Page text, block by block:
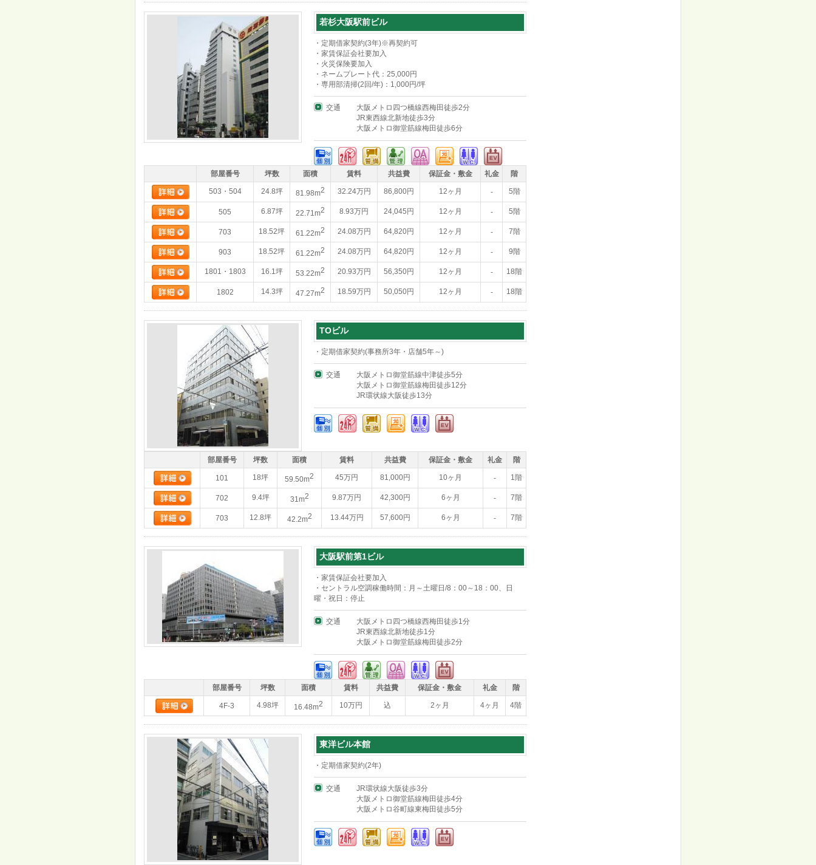
若杉大阪駅前ビル
・定期借家契約(3年)※再契約可
・家賃保証会社要加入
・火災保険要加入
・ネームプレート代：25,000円
・専用部清掃(2回/年)：1,000円/坪
交通
大阪メトロ四つ橋線西梅田徒歩2分
JR東西線北新地徒歩3分
大阪メトロ御堂筋線梅田徒歩6分
部屋番号 坪数 面積 賃料 共益費 保証金・敷金 礼金 階
503・504 24.8坪 81.98m2 32.24万円 86,800円 12ヶ月 - 5階
505 6.87坪 22.71m2 8.93万円 24,045円 12ヶ月 - 5階
703 18.52坪 61.22m2 24.08万円 64,820円 12ヶ月 - 7階
903 18.52坪 61.22m2 24.08万円 64,820円 12ヶ月 - 9階
1801・1803 16.1坪 53.22m2 20.93万円 56,350円 12ヶ月 - 18階
1802 14.3坪 47.27m2 18.59万円 50,050円 12ヶ月 - 18階
TOビル
・定期借家契約(事務所3年・店舗5年～)
交通
大阪メトロ御堂筋線中津徒歩5分
大阪メトロ御堂筋線梅田徒歩12分
JR環状線大阪徒歩13分
部屋番号 坪数 面積 賃料 共益費 保証金・敷金 礼金 階
101 18坪 59.50m2 45万円 81,000円 10ヶ月 - 1階
702 9.4坪 31m2 9.87万円 42,300円 6ヶ月 - 7階
703 12.8坪 42.2m2 13.44万円 57,600円 6ヶ月 - 7階
大阪駅前第1ビル
・家賃保証会社要加入
・セントラル空調稼働時間：月～土曜日/8：00～18：00、日
曜・祝日：停止
交通
大阪メトロ四つ橋線西梅田徒歩1分
JR東西線北新地徒歩1分
大阪メトロ御堂筋線梅田徒歩2分
部屋番号 坪数 面積 賃料 共益費 保証金・敷金 礼金 階
4F-3 4.98坪 16.48m2 10万円 込 2ヶ月 4ヶ月 4階
東洋ビル本館
・定期借家契約(2年)
交通
JR環状線大阪徒歩3分
大阪メトロ御堂筋線梅田徒歩4分
大阪メトロ谷町線東梅田徒歩5分